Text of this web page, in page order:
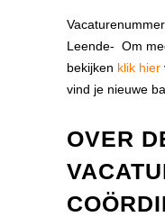
Leende- Om
bekijken klik hier
vind je nieuwe
OVER